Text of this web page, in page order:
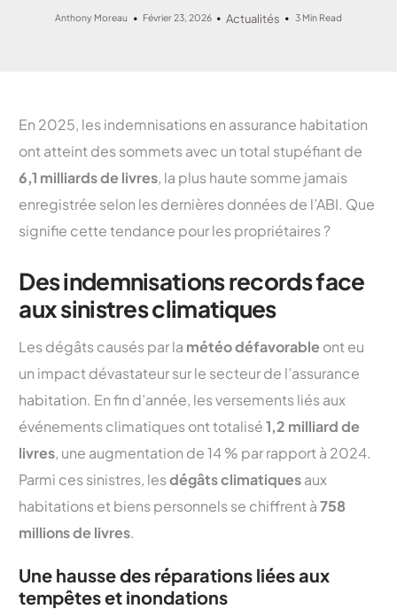
Anthony Moreau Février 23, 2026 Actualités 3 Min Read
En 2025, les indemnisations en assurance habitation
ont atteint des sommets avec un total stupéfiant de
6,1 milliards de livres, la plus haute somme jamais
enregistrée selon les dernières données de l’ABI. Que
signifie cette tendance pour les propriétaires ?
Des indemnisations records face
aux sinistres climatiques
Les dégâts causés par la météo défavorable ont eu
un impact dévastateur sur le secteur de l’assurance
habitation. En fin d’année, les versements liés aux
événements climatiques ont totalisé1,2 milliard de
livres, une augmentation de 14 % par rapport à 2024.
Parmi ces sinistres, lesdégâts climatiquesaux
habitations et biens personnels se chiffrent à758
millions de livres.
Une hausse des réparations liées aux
tempêtes et inondations